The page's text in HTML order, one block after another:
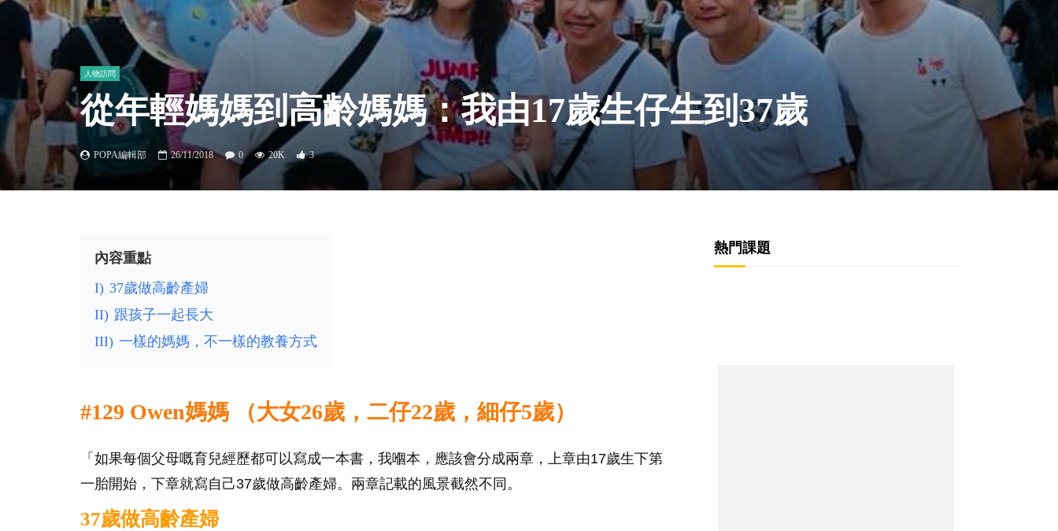
人物訪問
從年輕媽媽到高齡媽媽：我由17歲生仔生到37歲
POPA編輯部 26/11/2018 0 20K 3
內容重點
I) 37歲做高齡產婦
II) 跟孩子一起長大
III) 一樣的媽媽，不一樣的教養方式
#129 Owen媽媽 （大女26歲，二仔22歲，細仔5歲）
「如果每個父母嘅育兒經歷都可以寫成一本書，我嗰本，應該會分成兩章，上章由17歲生下第
一胎開始，下章就寫自己37歲做高齡產婦。兩章記載的風景截然不同。
37歲做高齡產婦
熱門課題